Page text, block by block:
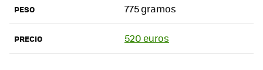
PESO 775 gramos
PRECIO 520 euros